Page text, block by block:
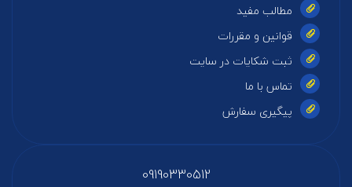
مطالب مفید
قوانین و مقررات
ثبت شکایات در سایت
تماس با ما
پیگیری سفارش
09190330512